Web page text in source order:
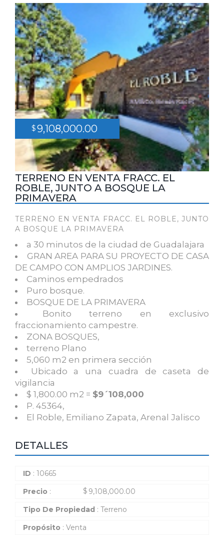
TERRENO EN VENTA FRACC. EL
ROBLE, JUNTO A BOSQUE LA
PRIMAVERA
TERRENO EN VENTA FRACC. EL ROBLE, JUNTO
A BOSQUE LA PRIMAVERA
a 30 minutos de la ciudad de Guadalajara
GRAN AREA PARA SU PROYECTO DE CASA
DE CAMPO CON AMPLIOS JARDINES.
Caminos empedrados
Puro bosque.
BOSQUE DE LA PRIMAVERA
Bonito terreno en exclusivo
fraccionamiento campestre.
ZONA BOSQUES,
terreno Plano
5,060 m2 en primera sección
Ubicado a una cuadra de caseta de
vigilancia
$ 1,800.00 m2 = $9´108,000
P. 45364,
El Roble, Emiliano Zapata, Arenal Jalisco
DETALLES
ID : 10665
Precio : $ 9,108,000.00
Tipo De Propiedad : Terreno
Propósito : Venta
$9,108,000.00